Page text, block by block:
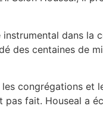
dans la
centaines de
congrégations et
pas fait. Houseal a